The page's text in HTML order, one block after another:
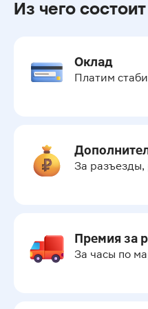
Из чего
Оклад
Платим
За
Премия за
За часы по